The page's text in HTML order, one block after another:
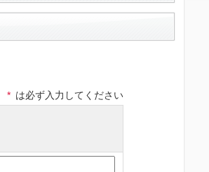
* は必ず入力してください